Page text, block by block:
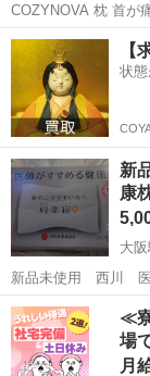
COZYNOVA 枕 首が
低反発枕 肩こり対策
め 二段階高さ調整
大阪 大阪市
【
状態
新
康
大阪
新品未使用 西川 医師
や首痛の相談を受け
が共同開発した快適
後頭部、首、肩の圧
大阪 大阪市
≪
場
月